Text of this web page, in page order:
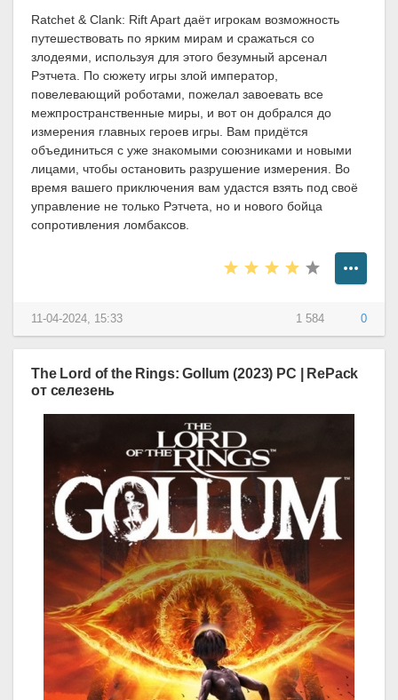
Ratchet & Clank: Rift Apart даёт игрокам возможность
путешествовать по ярким мирам и сражаться со
злодеями, используя для этого безумный арсенал
Рэтчета. По сюжету игры злой император,
повелевающий роботами, пожелал завоевать все
межпространственные миры, и вот он добрался до
измерения главных героев игры. Вам придётся
объединиться с уже знакомыми союзниками и новыми
лицами, чтобы остановить разрушение измерения. Во
время вашего приключения вам удастся взять под своё
управление не только Рэтчета, но и нового бойца
сопротивления ломбаксов.
1 584 0
11-04-2024, 15:33
The Lord of the Rings: Gollum (2023) PC | RePack
от селезень